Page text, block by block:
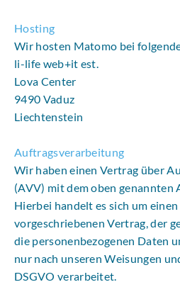
Hosting
Wir hosten Matomo bei
li-life web+it est.
Lova Center
9490 Vaduz
Liechtenstein
Auftragsverarbeitung
Wir haben einen Vertrag über
(AVV) mit dem oben genannten
Hierbei handelt es sich um
vorgeschriebenen Vertrag, der
die personenbezogenen Daten
nur nach unseren Weisungen
DSGVO verarbeitet.